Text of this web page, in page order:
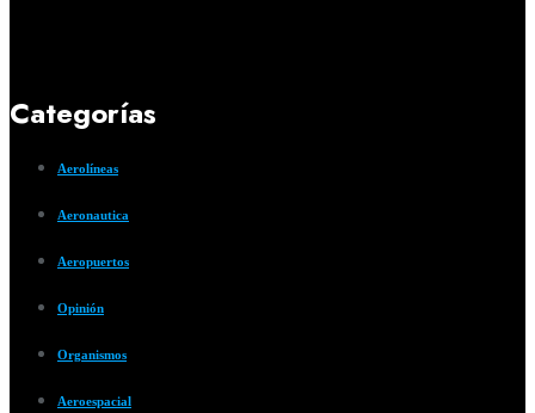
Categorías
Aerolíneas
Aeronautica
Aeropuertos
Opinión
Organismos
Aeroespacial